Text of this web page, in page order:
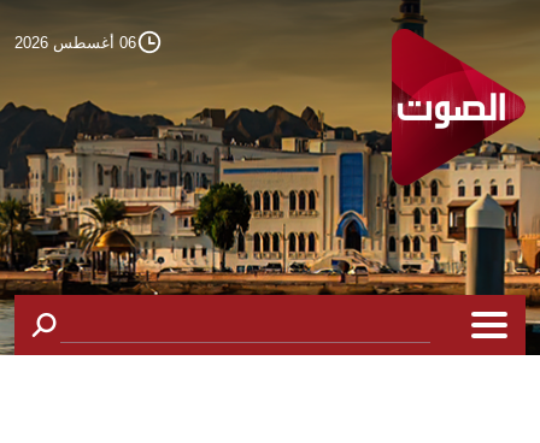
06 أغسطس 2026